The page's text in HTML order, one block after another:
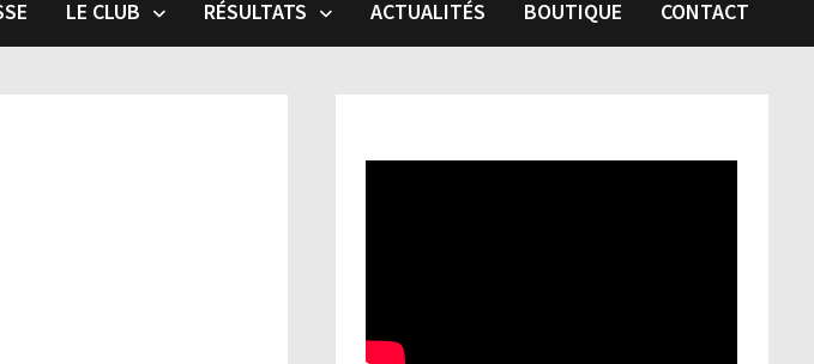
LE CLUB RÉSULTATS ACTUALITÉS BOUTIQUE CONTACT